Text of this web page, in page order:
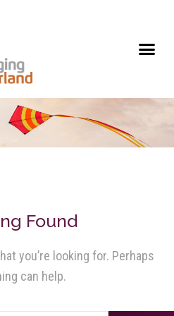
Found
you’re looking for. Perhaps
can help.